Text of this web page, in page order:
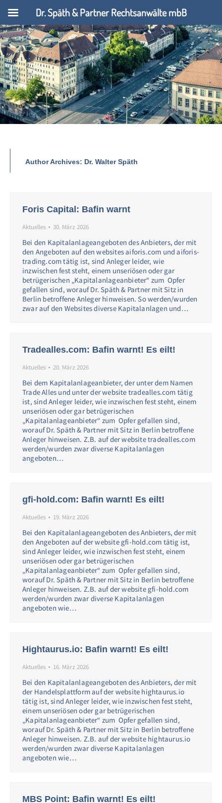
Author Archives: Dr. Walter Späth
Foris Capital: Bafin warnt
Aktuelles 30. März 2026
Bei den Kapitalanlageangeboten des Anbieters, der mit
den Angeboten auf den websites aiforis.com und aiforis-
trading.com tätig ist, sind Anleger leider, wie
inzwischen fest steht, einem unseriösen oder gar
betrügerischen „Kapitalanlageanbieter“ zum Opfer
gefallen sind, worauf Dr. Späth & Partner mit Sitz in
Berlin betroffene Anleger hinweisen. So werden/wurden
zwar auf den Websites diverse Kapitalanlagen und…
Tradealles.com: Bafin warnt! Es eilt!
Aktuelles 20. März 2026
Bei dem Kapitalanlageanbieter, der unter dem Namen
Trade Alles und unter der website tradealles.com tätig
ist, sind Anleger leider, wie inzwischen fest steht, einem
unseriösen oder gar betrügerischen
„Kapitalanlageanbieter“ zum Opfer gefallen sind,
worauf Dr. Späth & Partner mit Sitz in Berlin betroffene
Anleger hinweisen. Z.B. auf der website tradealles.com
werden/wurden zwar diverse Kapitalanlagen
angeboten…
gfi-hold.com: Bafin warnt! Es eilt!
Aktuelles 19. März 2026
Bei den Kapitalanlageangeboten des Anbieters, der mit
den Angeboten auf der website gfi-hold.com tätig ist,
sind Anleger leider, wie inzwischen fest steht, einem
unseriösen oder gar betrügerischen
„Kapitalanlageanbieter“ zum Opfer gefallen sind,
worauf Dr. Späth & Partner mit Sitz in Berlin betroffene
Anleger hinweisen. Z.B. auf der website gfi-hold.com
werden/wurden zwar diverse Kapitalanlagen
angeboten wie…
Hightaurus.io: Bafin warnt! Es eilt!
Aktuelles 16. März 2026
Bei den Kapitalanlageangeboten des Anbieters, der mit
der Handelsplattform auf der website hightaurus.io
tätig ist, sind Anleger leider, wie inzwischen fest steht,
einem unseriösen oder gar betrügerischen
„Kapitalanlageanbieter“ zum Opfer gefallen sind,
worauf Dr. Späth & Partner mit Sitz in Berlin betroffene
Anleger hinweisen. Z.B. auf der website hightaurus.io
werden/wurden zwar diverse Kapitalanlagen
angeboten wie…
MBS Point: Bafin warnt! Es eilt!
Dr. Späth & Partner Rechtsanwälte mbB